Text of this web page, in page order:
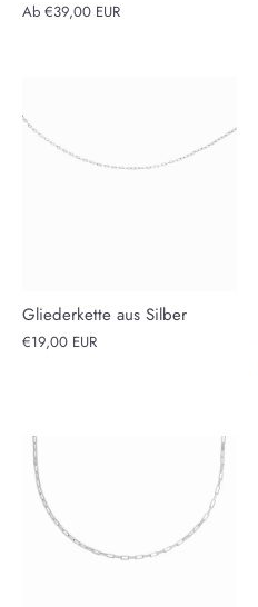
Ab €39,00 EUR
Gliederkette aus Silber
€19,00 EUR